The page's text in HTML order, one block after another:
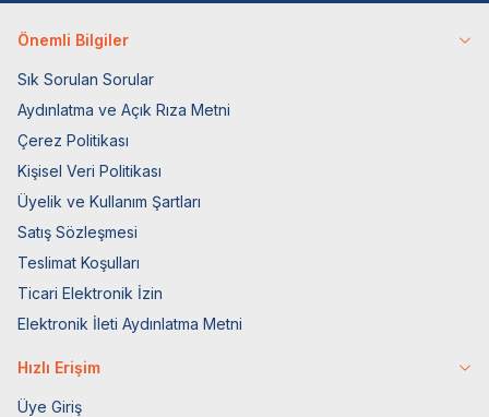
Önemli Bilgiler
Sık Sorulan Sorular
Aydınlatma ve Açık Rıza Metni
Çerez Politikası
Kişisel Veri Politikası
Üyelik ve Kullanım Şartları
Satış Sözleşmesi
Teslimat Koşulları
Ticari Elektronik İzin
Elektronik İleti Aydınlatma Metni
Hızlı Erişim
Üye Giriş